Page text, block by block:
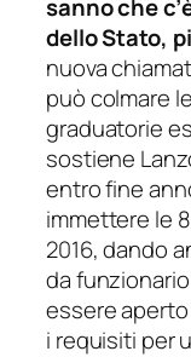
sanno che
dello Stato,
nuova
può colmare
graduatorie
sostiene
entro fine
immettere le
2016, dando
da
essere
i requisiti per